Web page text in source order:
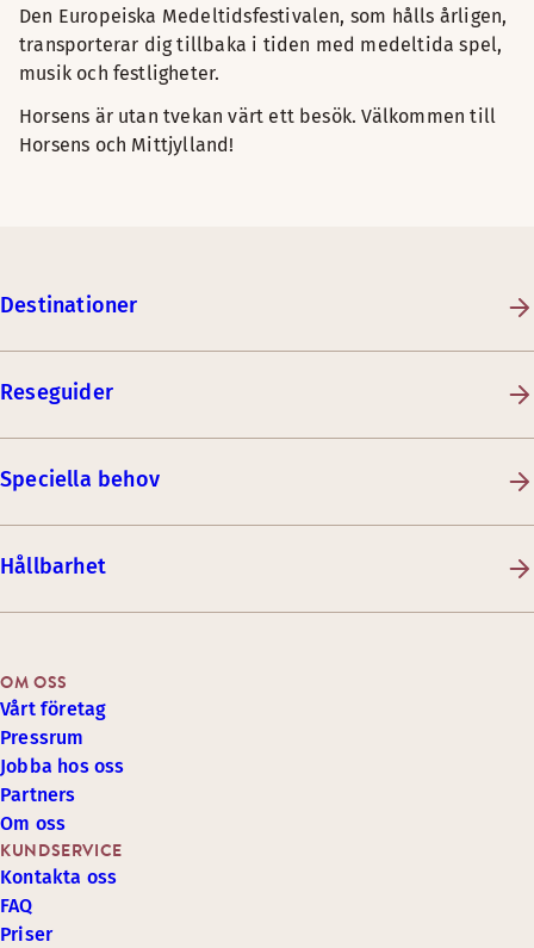
Den Europeiska Medeltidsfestivalen, som hålls årligen,
transporterar dig tillbaka i tiden med medeltida spel,
musik och festligheter.
Horsens är utan tvekan värt ett besök. Välkommen till
Horsens och Mittjylland!
Destinationer
Reseguider
Speciella behov
Hållbarhet
KUNDSERVICE
Kontakta oss
FAQ
Priser
OM OSS
Vårt företag
Pressrum
Jobba hos oss
Partners
Om oss